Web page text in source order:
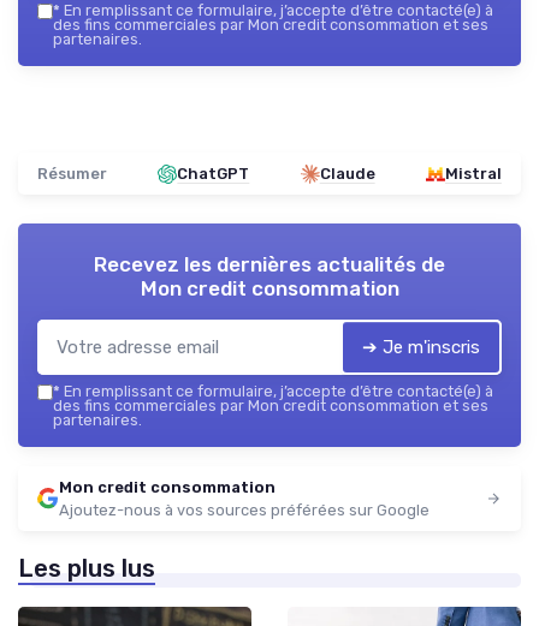
* En remplissant ce formulaire, j’accepte d’être contacté(e) à
des fins commerciales par Mon credit consommation et ses
partenaires.
Résumer ChatGPT Claude Mistral
Recevez les dernières actualités de
Mon credit consommation
➔ Je m'inscris
* En remplissant ce formulaire, j’accepte d’être contacté(e) à
des fins commerciales par Mon credit consommation et ses
partenaires.
Mon credit consommation
Ajoutez-nous à vos sources préférées sur Google
Les plus lus